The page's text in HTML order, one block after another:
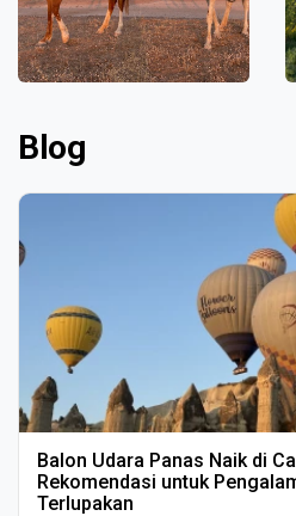
Blog
Balon Udara Panas Naik di
Rekomendasi untuk
Terlupakan